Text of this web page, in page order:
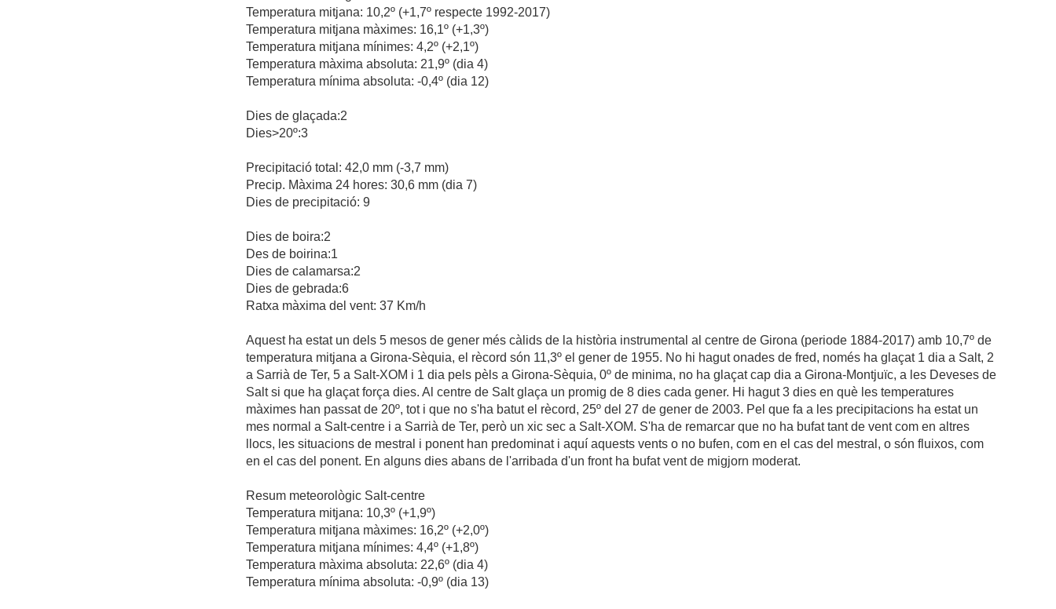
Temperatura mitjana: 10,2º (+1,7º respecte 1992-2017)
Temperatura mitjana màximes: 16,1º (+1,3º)
Temperatura mitjana mínimes: 4,2º (+2,1º)
Temperatura màxima absoluta: 21,9º (dia 4)
Temperatura mínima absoluta: -0,4º (dia 12)
Dies de glaçada:2
Dies>20º:3
Precipitació total: 42,0 mm (-3,7 mm)
Precip. Màxima 24 hores: 30,6 mm (dia 7)
Dies de precipitació: 9
Dies de boira:2
Des de boirina:1
Dies de calamarsa:2
Dies de gebrada:6
Ratxa màxima del vent: 37 Km/h
Aquest ha estat un dels 5 mesos de gener més càlids de la història instrumental al centre de Girona (periode 1884-2017) amb 10,7º de
temperatura mitjana a Girona-Sèquia, el rècord són 11,3º el gener de 1955. No hi hagut onades de fred, només ha glaçat 1 dia a Salt, 2
a Sarrià de Ter, 5 a Salt-XOM i 1 dia pels pèls a Girona-Sèquia, 0º de minima, no ha glaçat cap dia a Girona-Montjuïc, a les Deveses de
Salt si que ha glaçat força dies. Al centre de Salt glaça un promig de 8 dies cada gener. Hi hagut 3 dies en què les temperatures
màximes han passat de 20º, tot i que no s'ha batut el rècord, 25º del 27 de gener de 2003. Pel que fa a les precipitacions ha estat un
mes normal a Salt-centre i a Sarrià de Ter, però un xic sec a Salt-XOM. S'ha de remarcar que no ha bufat tant de vent com en altres
llocs, les situacions de mestral i ponent han predominat i aquí aquests vents o no bufen, com en el cas del mestral, o són fluixos, com
en el cas del ponent. En alguns dies abans de l'arribada d'un front ha bufat vent de migjorn moderat.
Resum meteorològic Salt-centre
Temperatura mitjana: 10,3º (+1,9º)
Temperatura mitjana màximes: 16,2º (+2,0º)
Temperatura mitjana mínimes: 4,4º (+1,8º)
Temperatura màxima absoluta: 22,6º (dia 4)
Temperatura mínima absoluta: -0,9º (dia 13)